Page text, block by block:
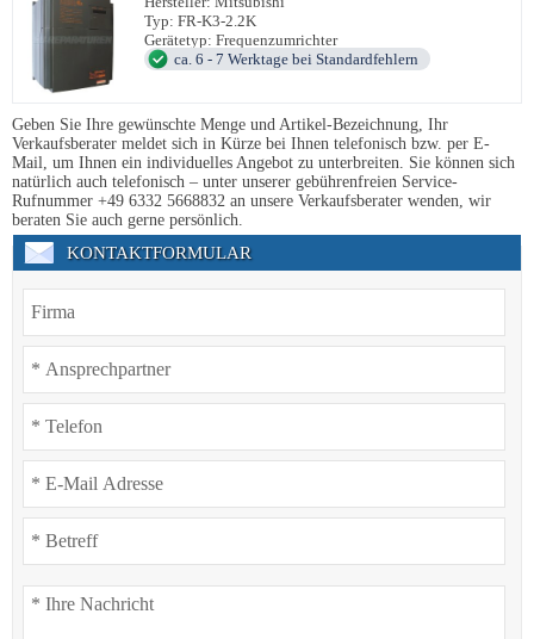
Typ: FR-K3-2.2K
Gerätetyp: Frequenzumrichter
ca. 6 - 7 Werktage bei Standardfehlern
Geben Sie Ihre gewünschte Menge und Artikel-Bezeichnung, Ihr
Verkaufsberater meldet sich in Kürze bei Ihnen telefonisch bzw. per E-
Mail, um Ihnen ein individuelles Angebot zu unterbreiten. Sie können sich
natürlich auch telefonisch – unter unserer gebührenfreien Service-
Rufnummer +49 6332 5668832 an unsere Verkaufsberater wenden, wir
beraten Sie auch gerne persönlich.
KONTAKTFORMULAR